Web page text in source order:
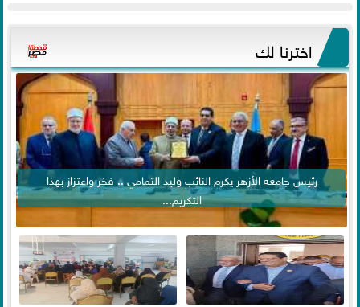
اخترنا لك
رئيس جامعة الأزهر يكرم النائب وليد التمامي .. فخر واعتزاز بهذا
التكريم...